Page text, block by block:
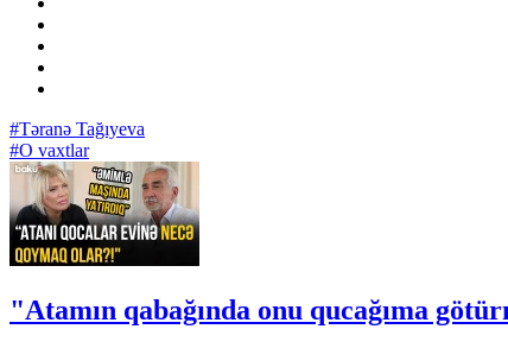
#Təranə Tağıyeva
#O vaxtlar
"Atamın qabağında onu qucağıma